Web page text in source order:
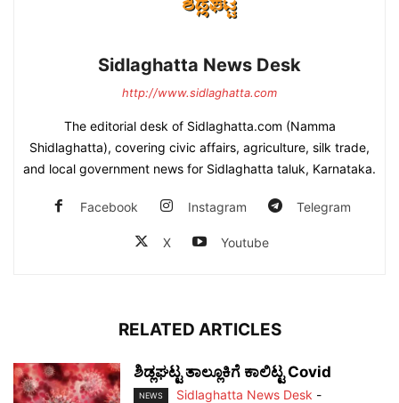
Sidlaghatta News Desk
http://www.sidlaghatta.com
The editorial desk of Sidlaghatta.com (Namma
Shidlaghatta), covering civic affairs, agriculture, silk trade,
and local government news for Sidlaghatta taluk, Karnataka.
Facebook Instagram Telegram
X Youtube
RELATED ARTICLES
ಶಿಡ್ಲಘಟ್ಟ ತಾಲ್ಲೂಕಿಗೆ ಕಾಲಿಟ್ಟ Covid
NEWS Sidlaghatta News Desk -